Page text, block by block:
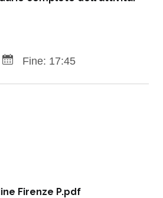
Fine: 17:45
Firenze P.pdf